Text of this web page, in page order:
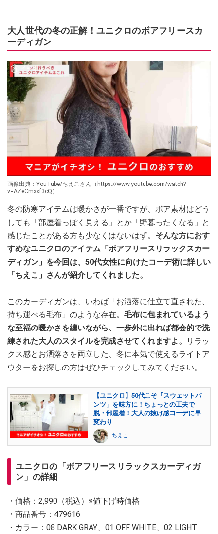
大人世代の冬の正解！ユニクロのボアフリースカ
ーディガン
画像出典：YouTube/ちえこさん（https://www.youtube.com/watch?
v=AZeCmxxf3cQ）
冬の防寒アイテムは暖かさが一番ですが、ボア素材はどう
しても「部屋着っぽく見える」とか「野暮ったくなる」と
感じたことがある方も少なくはないはず。 そんな方におす
すめなユニクロのアイテム「ボアフリースリラックスカー
ディガン」を今回は、50代女性に向けたコーデ術に詳しい
「ちえこ」さんが紹介してくれました。
このカーディガンは、いわば「お洒落に仕立て直された、
持ち運べる毛布」のような存在。 毛布に包まれているよう
な至福の暖かさを纏いながら、一歩外に出れば都会的で洗
練された大人のスタイルを完成させてくれますよ。
リラッ
クス感とお洒落さを両立した、冬に本気で使えるライトア
ウターをお探しの方はぜひチェックしてみてください。
【ユニクロ】50代こそ「スウェットパ
ンツ」を味方に！ちょっとの工夫で
脱・部屋着！大人の抜け感コーデに早
変わり
ちえこ
ユニクロの「ボアフリースリラックスカーディガ
ン」の詳細
・価格：2,990（税込）※値下げ時価格
・商品番号：479616
・カラー：08 DARK GRAY、01 OFF WHITE、02 LIGHT